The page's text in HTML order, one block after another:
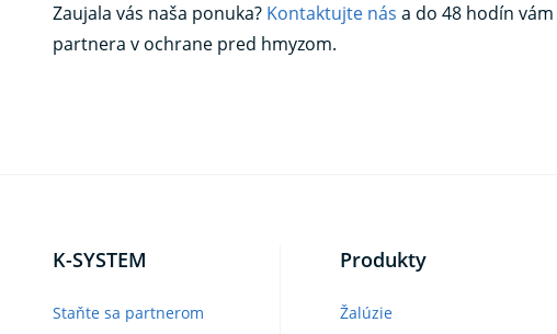
Zaujala vás naša ponuka? Kontaktujte nás a do 48 hodín
partnera v ochrane pred hmyzom.
K-SYSTEM
Staňte sa partnerom
Produkty
Žalúzie